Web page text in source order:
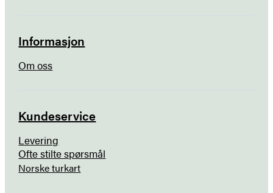
Informasjon
Om oss
Kundeservice
Levering
Ofte stilte spørsmål
Norske turkart